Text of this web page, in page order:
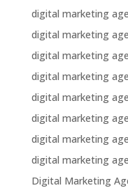
digital marketing
digital marketing
digital marketing
digital marketing
digital marketing
digital marketing
digital marketing
digital marketing
Digital Marketing